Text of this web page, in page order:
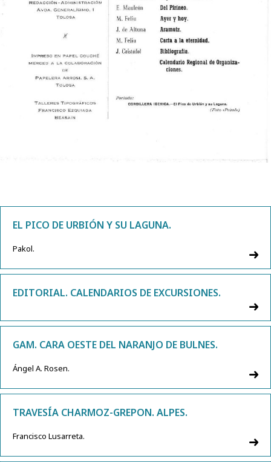
EL PICO DE URBIÓN Y SU LAGUNA.
Pakol.
EDITORIAL. CALENDARIOS DE EXCURSIONES.
GAM. CARA OESTE DEL NARANJO DE BULNES.
Ángel A. Rosen.
TRAVESÍA CHARMOZ-GREPON. ALPES.
Francisco Lusarreta.